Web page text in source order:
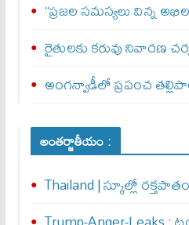
“ప్రజల సమస్యలు విన్న
రైతులకు కరువు నివారణ
అంగన్వాడీలో ప్రపంచ
అంతర్జాతీయం :
Thailand | స్కూల్లో